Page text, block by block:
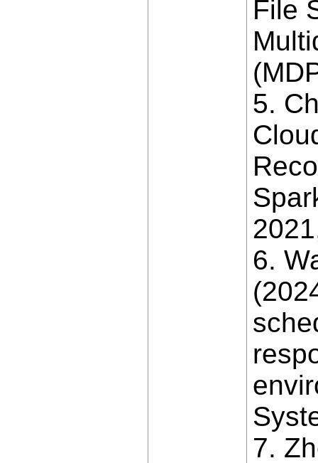
File
5.
6.
7.